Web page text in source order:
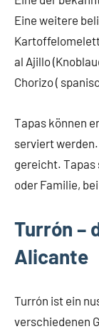
Eine weitere
al Ajillo
Chorizo (
Tapas können
serviert
gereicht. Tapas
oder Familie,
Turrón –
Alicante
Turrón ist ein
verschiedenen